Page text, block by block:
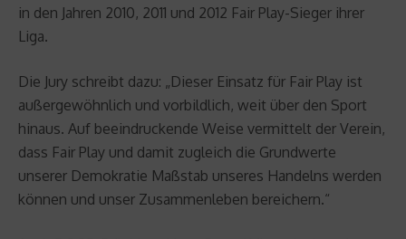
in den Jahren 2010, 2011 und 2012 Fair Play-Sieger ihrer
Liga.
Die Jury schreibt dazu: „Dieser Einsatz für Fair Play ist
außergewöhnlich und vorbildlich, weit über den Sport
hinaus. Auf beeindruckende Weise vermittelt der Verein,
dass Fair Play und damit zugleich die Grundwerte
unserer Demokratie Maßstab unseres Handelns werden
können und unser Zusammenleben bereichern.“